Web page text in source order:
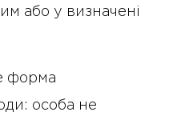
або у визначені
форма
особа не